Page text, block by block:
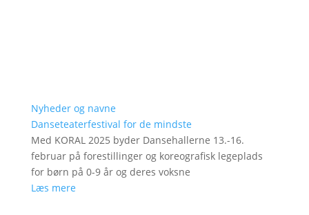
Nyheder og navne
Danseteaterfestival for de mindste
Med KORAL 2025 byder Dansehallerne 13.-16.
februar på forestillinger og koreografisk legeplads
for børn på 0-9 år og deres voksne
Læs mere